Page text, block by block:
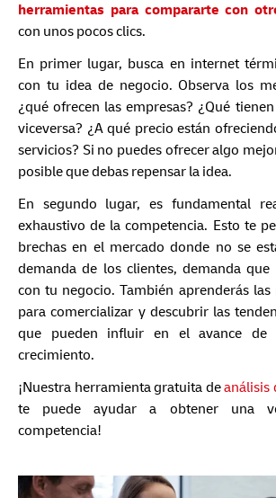
herramientas para compararte con
con unos pocos clics.
En primer lugar, busca en internet
con tu idea de negocio. Observa los
¿qué ofrecen las empresas? ¿Qué
viceversa? ¿A qué precio están
servicios? Si no puedes ofrecer algo
posible que debas repensar la idea.
En segundo lugar, es fundamental
exhaustivo de la competencia. Esto te
brechas en el mercado donde no se
demanda de los clientes, demanda que
con tu negocio. También aprenderás las
para comercializar y descubrir las
que pueden influir en el avance de
crecimiento.
¡Nuestra herramienta gratuita deanálisis
te puede ayudar a obtener una
competencia!